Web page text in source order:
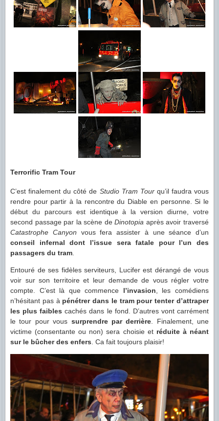
Terrorific Tram Tour
C’est finalement du côté de Studio Tram Tourqu’il faudra vous
rendre pour partir à la rencontre du Diable en personne. Si le
début du parcours est identique à la version diurne, votre
second passage par la scène deDinotopia après avoir traversé
Catastrophe Canyon vous fera assister à une séance d’un
conseil infernal dont l’issue sera fatale pour l’un des
passagers du tram.
Entouré de ses fidèles serviteurs, Lucifer est dérangé de vous
voir sur son territoire et leur demande de vous régler votre
compte. C’est là que commence l’invasion, les comédiens
n’hésitant pas à pénétrer dans le tram pour tenter d’attraper
les plus faibles cachés dans le fond. D’autres vont carrément
le tour pour vous surprendre par derrière. Finalement, une
victime (consentante ou non) sera choisie et réduite à néant
sur le bûcher des enfers. Ca fait toujours plaisir!